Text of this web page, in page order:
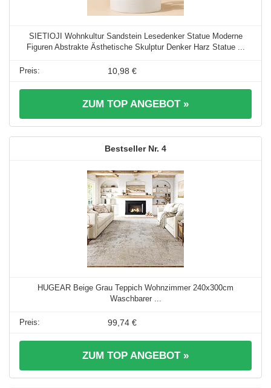
SIETIOJI Wohnkultur Sandstein Lesedenker Statue Moderne
Figuren Abstrakte Ästhetische Skulptur Denker Harz Statue ...
10,98 €
ZUM TOP ANGEBOT »
4
HUGEAR Beige Grau Teppich Wohnzimmer 240x300cm
Waschbarer ...
99,74 €
ZUM TOP ANGEBOT »